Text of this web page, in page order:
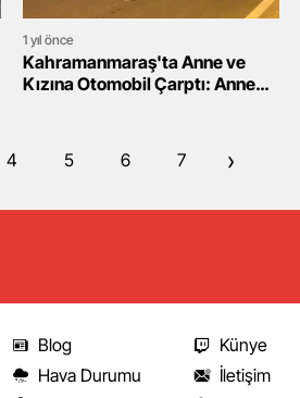
1 yıl önce
Kahramanmaraş'ta Anne ve
Kızına Otomobil Çarptı: Anne
4 5 6 7 ›
Blog
Hava Durumu
Künye
İletişim